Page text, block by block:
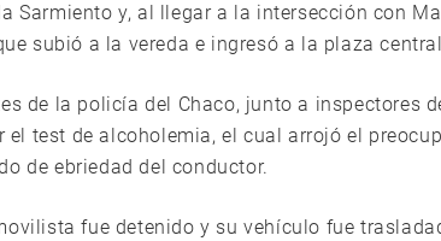
Sarmiento y, al llegar a la intersección con
subió a la vereda e ingresó a la plaza
de la policía del Chaco, junto a inspectores
el test de alcoholemia, el cual arrojó el
de ebriedad del conductor.
fue detenido y su vehículo fue